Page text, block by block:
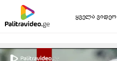
ყველა ვიდეო